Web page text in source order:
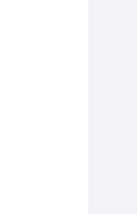
Jika
dan
untuk